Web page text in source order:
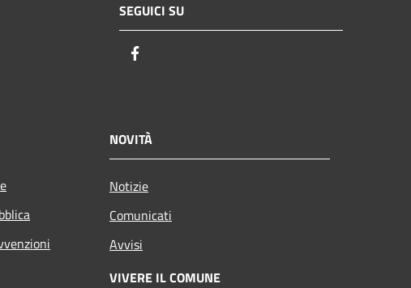
SEGUICI SU
NOVITÀ
Notizie
Comunicati
Avvisi
VIVERE IL COMUNE